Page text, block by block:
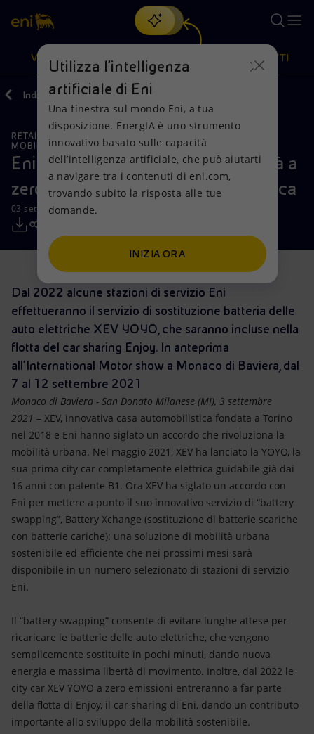
Cerca
scopri EnergIA, la nostra nuova soluzione di intelligenza
artificiale.
VISIONE
Visione
Mission e valori
Persone e Partnership
Net Zero
Modello satellitare
Energia accessibile
Innovazione
Scenari energetici
Azioni
Diversificazione energetica
Tecnologie per la transizione
Collaborazioni per l'innovazione
Attività nel mondo
PRODOTTI
Prodotti
Imprese
Mobilità
Indietro Media Comunicati Stampa
RETAIL E RINNOVABILI
INCONTRI E ACCORDI
MOBILITÀ SOSTENIBILE
Eni e XEV, accordo per una mobilità a
zero emissioni e zero tempi di ricarica
03 settembre 2021 - 12:00 CEST
Dal 2022 alcune stazioni di servizio Eni
effettueranno il servizio di sostituzione batteria delle
auto elettriche XEV YOYO, che saranno incluse nella
flotta del car sharing Enjoy. In anteprima
all’International Motor show a Monaco di Baviera, dal
7 al 12 settembre 2021
Monaco di Baviera - San Donato Milanese (MI), 3 settembre
2021 – XEV, innovativa casa automobilistica fondata a Torino
nel 2018 e Eni hanno siglato un accordo che rivoluziona la
mobilità urbana. Nel maggio 2021, XEV ha lanciato la YOYO, la
sua prima city car completamente elettrica guidabile già dai
16 anni con patente B1. Ora XEV ha siglato un accordo con
Eni per mettere a punto il suo innovativo servizio di “battery
swapping”, Battery Xchange (sostituzione di batterie scariche
con batterie cariche): una soluzione di mobilità urbana
sostenibile ed efficiente che nei prossimi mesi sarà
disponibile in un numero selezionato di stazioni di servizio
Eni.
Il “battery swapping” consente di evitare lunghe attese per
ricaricare le batterie delle auto elettriche, che vengono
semplicemente sostituite in pochi minuti, dando nuova
energia e massima libertà di movimento. Inoltre, dal 2022 le
city car XEV YOYO a zero emissioni entreranno a far parte
della flotta di Enjoy, il car sharing di Eni, dando un contributo
importante allo sviluppo della mobilità sostenibile.
Utilizza l'intelligenza
artificiale di Eni
Una finestra sul mondo Eni, a tua
disposizione. EnergIA è uno strumento
innovativo basato sulle capacità
dell’intelligenza artificiale, che può aiutarti
a navigare tra i contenuti di eni.com,
trovando subito la risposta alle tue
domande.
INIZIA ORA